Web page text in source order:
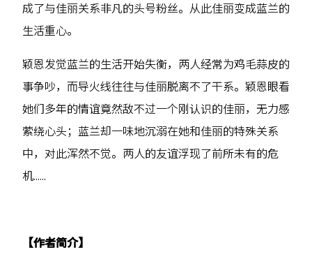
成了与佳丽关系非凡的头号粉丝。从此佳丽变成蓝兰的
生活重心。
颖恩发觉蓝兰的生活开始失衡，两人经常为鸡毛蒜皮的
事争吵，而导火线往往与佳丽脱离不了干系。颖恩眼看
她们多年的情谊竟然敌不过一个刚认识的佳丽，无力感
萦绕心头；蓝兰却一味地沉溺在她和佳丽的特殊关系
中，对此浑然不觉。两人的友谊浮现了前所未有的危
机……
【作者简介】